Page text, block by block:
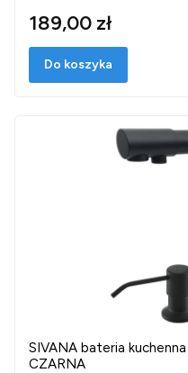
189,00 zł
Do koszyka
SIVANA bateria
CZARNA